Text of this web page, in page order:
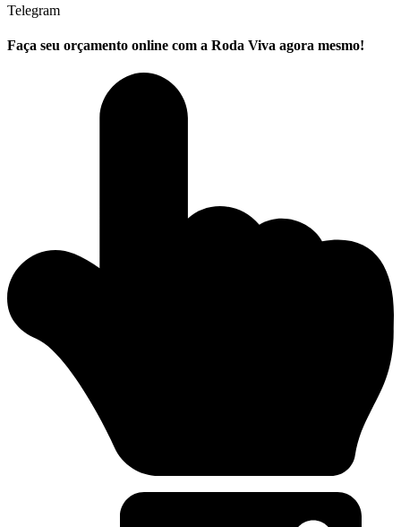
Telegram
Faça seu orçamento online com a Roda Viva agora mesmo!